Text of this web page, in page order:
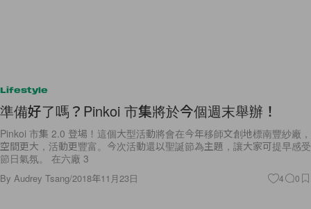
Lifestyle
準備好了嗎？Pinkoi 市集將於今個週末舉辦！
Pinkoi 市集 2.0 登場！這個大型活動將會在今年移師文創地標南豐紗廠，
空間更大，活動更豐富。今次活動還以聖誕節為主題，讓大家可提早感受
節日氣氛。 在六廠 3
By Audrey Tsang/2018年11月23日 4 0